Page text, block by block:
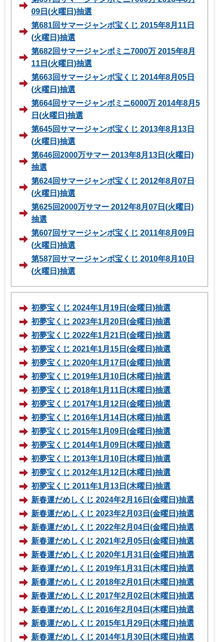
09日(火曜日)抽選
第681回サマージャンボ宝くじ 2015年8月11日
(火曜日)抽選
第682回サマージャンボミニ7000万 2015年8月
11日(火曜日)抽選
第663回サマージャンボ宝くじ 2014年8月05日
(火曜日)抽選
第664回サマージャンボミニ6000万 2014年8月5
日(火曜日)抽選
第645回サマージャンボ宝くじ 2013年8月13日
(火曜日)抽選
第646回2000万サマー 2013年8月13日(火曜日)
抽選
第624回サマージャンボ宝くじ 2012年8月07日
(火曜日)抽選
第625回2000万サマー 2012年8月07日(火曜日)
抽選
第607回サマージャンボ宝くじ 2011年8月09日
(火曜日)抽選
第587回サマージャンボ宝くじ 2010年8月10日
(火曜日)抽選
初夢宝くじ 2024年1月19日(金曜日)抽選
初夢宝くじ 2023年1月20日(金曜日)抽選
初夢宝くじ 2022年1月21日(金曜日)抽選
初夢宝くじ 2021年1月15日(金曜日)抽選
初夢宝くじ 2020年1月17日(金曜日)抽選
初夢宝くじ 2019年1月10日(木曜日)抽選
初夢宝くじ 2018年1月11日(木曜日)抽選
初夢宝くじ 2017年1月12日(金曜日)抽選
初夢宝くじ 2016年1月14日(木曜日)抽選
初夢宝くじ 2015年1月09日(金曜日)抽選
初夢宝くじ 2014年1月09日(木曜日)抽選
初夢宝くじ 2013年1月10日(木曜日)抽選
初夢宝くじ 2012年1月12日(木曜日)抽選
初夢宝くじ 2011年1月13日(木曜日)抽選
新春運だめしくじ 2024年2月16日(金曜日)抽選
新春運だめしくじ 2023年2月03日(金曜日)抽選
新春運だめしくじ 2022年2月04日(金曜日)抽選
新春運だめしくじ 2021年2月05日(金曜日)抽選
新春運だめしくじ 2020年1月31日(金曜日)抽選
新春運だめしくじ 2019年1月31日(木曜日)抽選
新春運だめしくじ 2018年2月01日(木曜日)抽選
新春運だめしくじ 2017年2月02日(木曜日)抽選
新春運だめしくじ 2016年2月04日(木曜日)抽選
新春運だめしくじ 2015年1月29日(木曜日)抽選
新春運だめしくじ 2014年1月30日(木曜日)抽選